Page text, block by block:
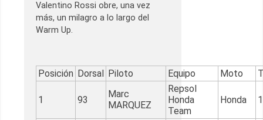
Valentino Rossi obre, una vez
más, un milagro a lo largo del
Warm Up.
Posición Dorsal Piloto Equipo Moto
1 93
Marc
MARQUEZ
Repsol
Honda
Team
Honda